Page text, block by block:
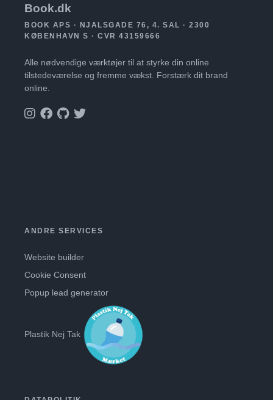
Book.dk
BOOK APS · NJALSGADE 76, 4. SAL · 2300
KØBENHAVN S · CVR 43159666
Alle nødvendige værktøjer til at styrke din online
tilstedeværelse og fremme vækst. Forstærk dit brand
online.
ANDRE SERVICES
Website builder
Cookie Consent
Popup lead generator
Plastik Nej Tak